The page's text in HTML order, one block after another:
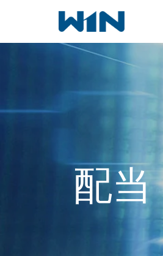
を
プ
配当